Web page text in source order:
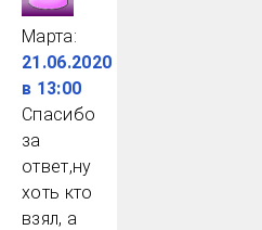
Марта:
21.06.2020
в 13:00
Спасибо
за
ответ,ну
хоть кто
взял, а